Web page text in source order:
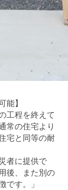
】
工程を終えて
常の住宅より
宅と同等の耐
者に提供で
後、また別の
です。」